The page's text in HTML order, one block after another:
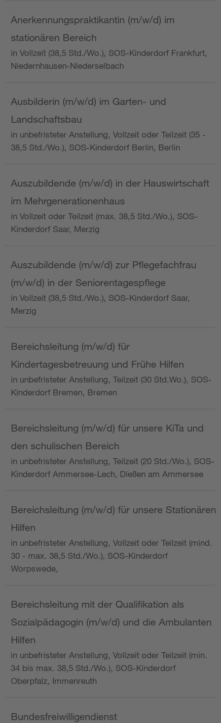
Anerkennungspraktikantin (m/w/d) im
stationären Bereich
in Vollzeit (38,5 Std./Wo.), SOS-Kinderdorf Frankfurt,
Niedernhausen-Niederselbach
Ausbilderin (m/w/d) im Garten- und
Landschaftsbau
in unbefristeter Anstellung, Vollzeit oder Teilzeit (35 -
38,5 Std./Wo.), SOS-Kinderdorf Berlin, Berlin
Auszubildende (m/w/d) in der Hauswirtschaft
im Mehrgenerationenhaus
in Vollzeit oder Teilzeit (max. 38,5 Std./Wo.), SOS-
Kinderdorf Saar, Merzig
Auszubildende (m/w/d) zur Pflegefachfrau
(m/w/d) in der Seniorentagespflege
in Vollzeit (38,5 Std./Wo.), SOS-Kinderdorf Saar,
Merzig
Bereichsleitung (m/w/d) für
Kindertagesbetreuung und Frühe Hilfen
in unbefristeter Anstellung, Teilzeit (30 Std.Wo.), SOS-
Kinderdorf Bremen, Bremen
Bereichsleitung (m/w/d) für unsere KiTa und
den schulischen Bereich
in unbefristeter Anstellung, Teilzeit (20 Std./Wo.), SOS-
Kinderdorf Ammersee-Lech, Dießen am Ammersee
Bereichsleitung (m/w/d) für unsere Stationären
Hilfen
in unbefristeter Anstellung, Vollzeit oder Teilzeit (mind.
30 - max. 38,5 Std./Wo.), SOS-Kinderdorf
Worpswede,
Bereichsleitung mit der Qualifikation als
Sozialpädagogin (m/w/d) und die Ambulanten
Hilfen
in unbefristeter Anstellung, Vollzeit oder Teilzeit (min.
34 bis max. 38,5 Std./Wo.), SOS-Kinderdorf
Oberpfalz, Immenreuth
Bundesfreiwilligendienst